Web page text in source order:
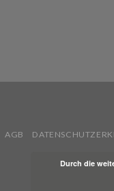
AGB
Durch die